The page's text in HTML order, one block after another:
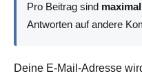
Pro Beitrag sind
Antworten auf andere
Deine E-Mail-Adresse